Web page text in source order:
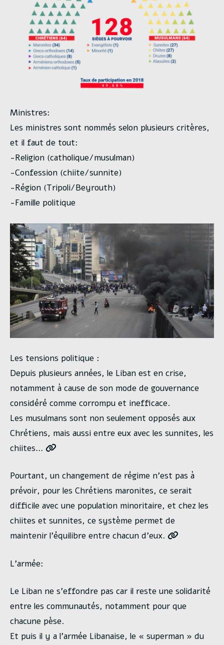
Ministres:
Les ministres sont nommés selon plusieurs critères,
et il faut de tout:
-Religion (catholique/musulman)
-Confession (chiite/sunnite)
-Région (Tripoli/Beyrouth)
-Famille politique
Les tensions politique :
Depuis plusieurs années, le Liban est en crise,
notamment à cause de son mode de gouvernance
considéré comme corrompu et inefficace.
Les musulmans sont non seulement opposés aux
Chrétiens, mais aussi entre eux avec les sunnites, les
chiites…
Pourtant, un changement de régime n’est pas à
prévoir, pour les Chrétiens maronites, ce serait
difficile avec une population minoritaire, et chez les
chiites et sunnites, ce système permet de
maintenir l’équilibre entre chacun d’eux.
L’armée:
Le Liban ne s’effondre pas car il reste une solidarité
entre les communautés, notamment pour que
chacune pèse.
Et puis il y a l’armée Libanaise, le « superman » du